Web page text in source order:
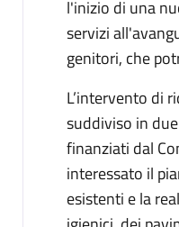
l'inizio di una
servizi
genitori, che
L’intervento di
suddiviso in
finanziati dal
interessato il
esistenti e la